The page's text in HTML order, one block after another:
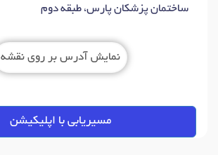
ساختمان پزشکان پارس، طبقه دوم
نمایش آدرس بر روی نقشه
مسیریابی با اپلیکیشن